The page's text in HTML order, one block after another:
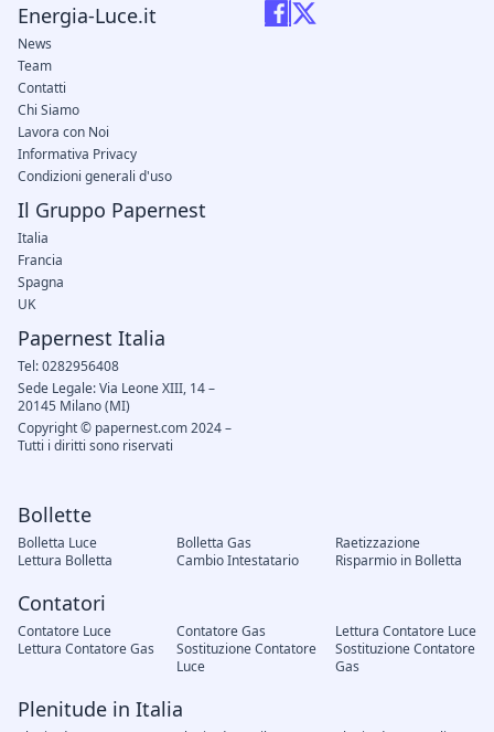
Bollette
Bolletta Luce Bolletta Gas
Raetizzazione
Lettura Bolletta
Cambio Intestatario Risparmio in Bolletta
Contatori
Contatore Luce Contatore Gas
Lettura Contatore Luce
Lettura Contatore Gas
Sostituzione Contatore
Luce
Sostituzione Contatore
Gas
Plenitude in Italia
Energia-Luce.it
News
Team
Contatti
Chi Siamo
Lavora con Noi
Informativa Privacy
Condizioni generali d'uso
Il Gruppo Papernest
Italia
Francia
Spagna
UK
Papernest Italia
Tel: 0282956408
Sede Legale: Via Leone XIII, 14 –
20145 Milano (MI)
Copyright © papernest.com 2024 –
Tutti i diritti sono riservati